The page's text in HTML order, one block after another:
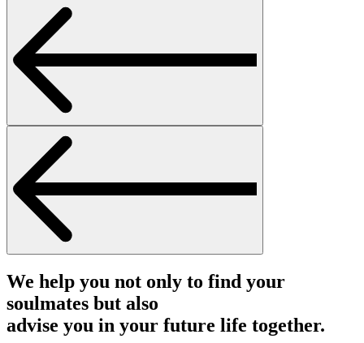
We help you not only to find your
soulmates but also
advise you in your future life together.